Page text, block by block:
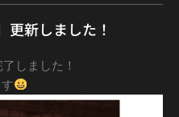
新しました！
しました！